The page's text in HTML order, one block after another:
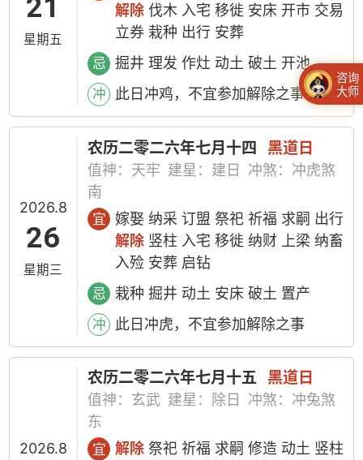
21
星期五
解除 伐木 入宅 移徙 安床 开市 交易
立券 栽种 出行 安葬
忌 掘井 理发 作灶 动土 破土 开池
冲 此日冲鸡，不宜参加解除之事
2026.8
26
星期三
农历二零二六年七月十四 黑道日
值神：天牢 建星：建日
冲煞：冲虎煞
南
宜
嫁娶 纳采 订盟 祭祀 祈福 求嗣 出行
解除 竖柱 入宅 移徙 纳财 上梁 纳畜
入殓 安葬 启钻
忌 栽种 掘井 动土 安床 破土 置产
冲 此日冲虎，不宜参加解除之事
2026.8
农历二零二六年七月十五 黑道日
值神：玄武 建星：除日
冲煞：冲兔煞
东
宜 解除 祭祀 祈福 求嗣 修造 动土 竖柱
咨询
大师